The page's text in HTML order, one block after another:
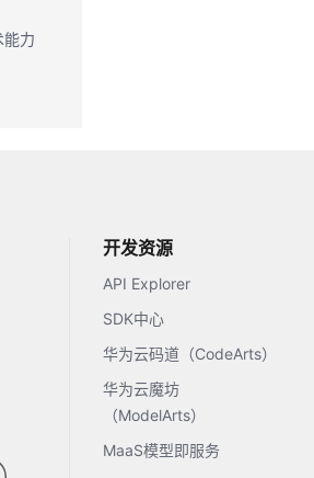
开发资源
API Explorer
SDK中心
华为云码道（CodeArts）
华为云魔坊
（ModelArts）
MaaS模型即服务